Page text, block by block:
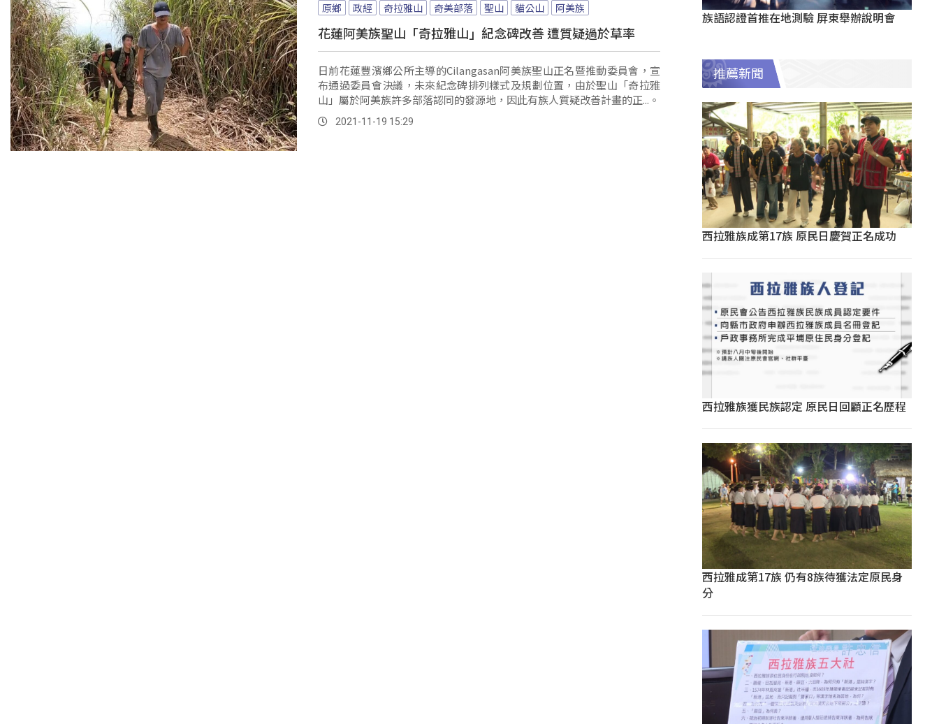
原鄉 政經 奇拉雅山 奇美部落 聖山 貓公山 阿美族
花蓮阿美族聖山「奇拉雅山」紀念碑改善 遭質疑過於草率
日前花蓮豐濱鄉公所主導的Cilangasan阿美族聖山正名暨推動委員會，宣
布通過委員會決議，未來紀念碑排列樣式及規劃位置，由於聖山「奇拉雅
山」屬於阿美族許多部落認同的發源地，因此有族人質疑改善計畫的正...。
2021-11-19 15:29
族語認證首推在地測驗 屏東舉辦說明會
推薦新聞
西拉雅族成第17族 原民日慶賀正名成功
西拉雅族獲民族認定 原民日回顧正名歷程
西拉雅成第17族 仍有8族待獲法定原民身
分